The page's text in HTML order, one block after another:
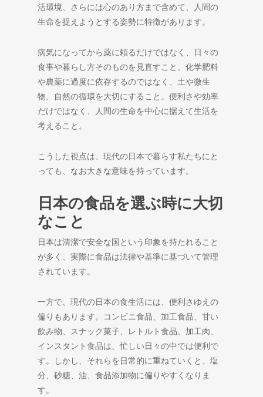
活環境、さらには心のあり方まで含めて、人間の
生命を捉えようとする姿勢に特徴があります。
病気になってから薬に頼るだけではなく、日々の
食事や暮らし方そのものを見直すこと。化学肥料
や農薬に過度に依存するのではなく、土や微生
物、自然の循環を大切にすること。便利さや効率
だけではなく、人間の生命を中心に据えて生活を
考えること。
こうした視点は、現代の日本で暮らす私たちにと
っても、なお大きな意味を持っています。
日本の食品を選ぶ時に大切
なこと
日本は清潔で安全な国という印象を持たれること
が多く、実際に食品は法律や基準に基づいて管理
されています。
一方で、現代の日本の食生活には、便利さゆえの
偏りもあります。コンビニ食品、加工食品、甘い
飲み物、スナック菓子、レトルト食品、加工肉、
インスタント食品は、忙しい日々の中では便利で
す。しかし、それらを日常的に重ねていくと、塩
分、砂糖、油、食品添加物に偏りやすくなりま
す。